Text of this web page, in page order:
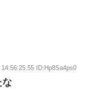
ID:Hp8Sa4ps0
な